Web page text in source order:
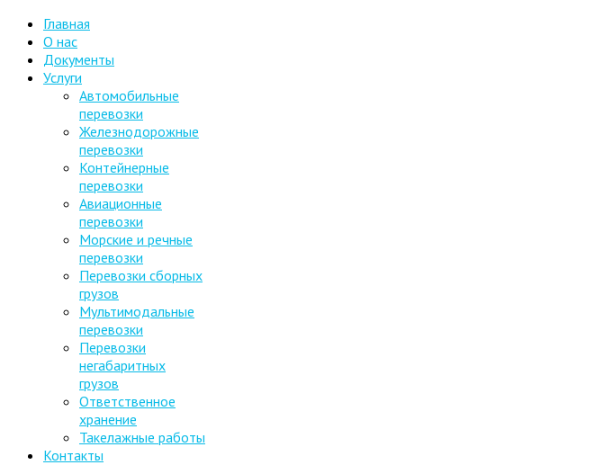
Главная
О нас
Документы
Услуги
Автомобильные
перевозки
Железнодорожные
перевозки
Контейнерные
перевозки
Авиационные
перевозки
Морские и речные
перевозки
Перевозки сборных
грузов
Мультимодальные
перевозки
Перевозки
негабаритных
грузов
Ответственное
хранение
Такелажные работы
Контакты